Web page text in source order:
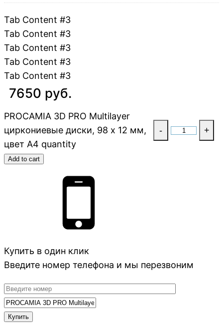
Tab Content #3
Tab Content #3
Tab Content #3
Tab Content #3
Tab Content #3
7650 руб.
PROCAMIA 3D PRO Multilayer
циркониевые диски, 98 х 12 мм,
цвет A4 quantity
- +
Add to cart
Купить в один клик
Введите номер телефона и мы перезвоним